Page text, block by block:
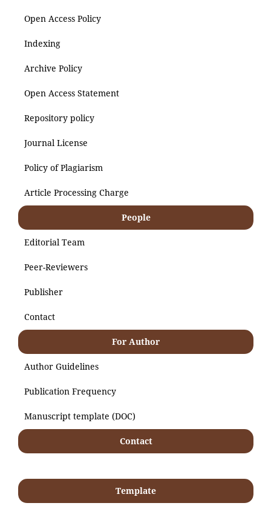
Open Access Policy
Indexing
Archive Policy
Open Access Statement
Repository policy
Journal License
Policy of Plagiarism
Article Processing Charge
People
Editorial Team
Peer-Reviewers
Publisher
Contact
For Author
Author Guidelines
Publication Frequency
Manuscript template (DOC)
Contact
Template